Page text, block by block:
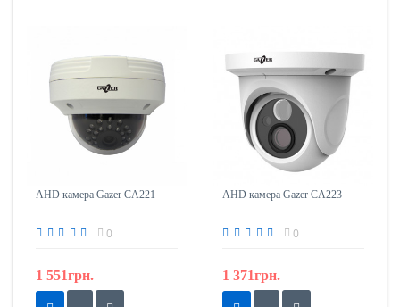
AHD камера Gazer CA221
0
1 551грн.
AHD камера Gazer CA223
0
1 371грн.